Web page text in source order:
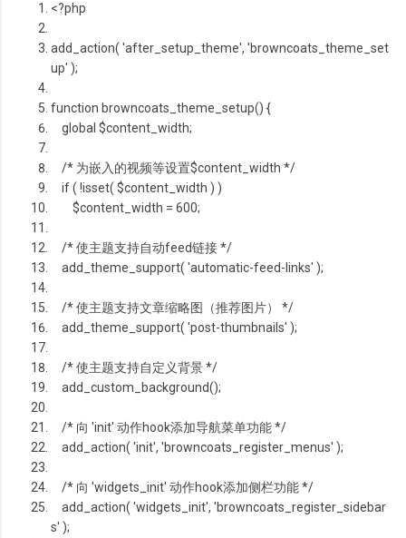
<?php
add_action( 'after_setup_theme', 'browncoats_theme_set
up' );
function browncoats_theme_setup() {
global $content_width;
/* 为嵌入的视频等设置$content_width */
if( !isset( $content_width ) )
$content_width = 600;
/* 使主题支持自动feed链接 */
add_theme_support( 'automatic-feed-links' );
/* 使主题支持文章缩略图（推荐图片） */
add_theme_support( 'post-thumbnails' );
/* 使主题支持自定义背景 */
add_custom_background();
/* 向 'init' 动作hook添加导航菜单功能 */
add_action( 'init', 'browncoats_register_menus' );
/* 向 'widgets_init' 动作hook添加侧栏功能 */
add_action( 'widgets_init', 'browncoats_register_sidebar
s' );